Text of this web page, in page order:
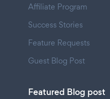
Affiliate Program
Success Stories
Feature Requests
Guest Blog Post
Featured Blog post